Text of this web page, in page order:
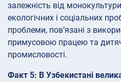
залежність від
екологічних і соціальних
проблеми, пов’язані з
примусовою працею та
промисловості.
Факт 5: В Узбекистані